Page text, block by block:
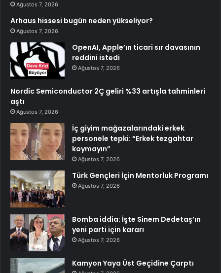
Ağustos 7, 2026
Arhaus hissesi bugün neden yükseliyor?
Ağustos 7, 2026
OpenAI, Apple’ın ticari sır davasının
reddini istedi
Ağustos 7, 2026
Nordic Semiconductor 2Ç geliri %33 artışla tahminleri
aştı
Ağustos 7, 2026
İç giyim mağazalarındaki erkek
personele tepki: “Erkek tezgahtar
koymayın”
Ağustos 7, 2026
Türk Gençleri İçin Mentorluk Programı
Ağustos 7, 2026
Bomba iddia: İşte Sinem Dedetaş’ın
yeni parti için kararı
Ağustos 7, 2026
Kamyon Yaya Üst Geçidine Çarptı